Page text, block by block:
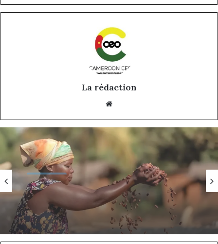
La rédaction
Expertise
7 avril 2026
Filière cacao au Cameroun : une
expansion réelle, une valorisation encore
incomplète